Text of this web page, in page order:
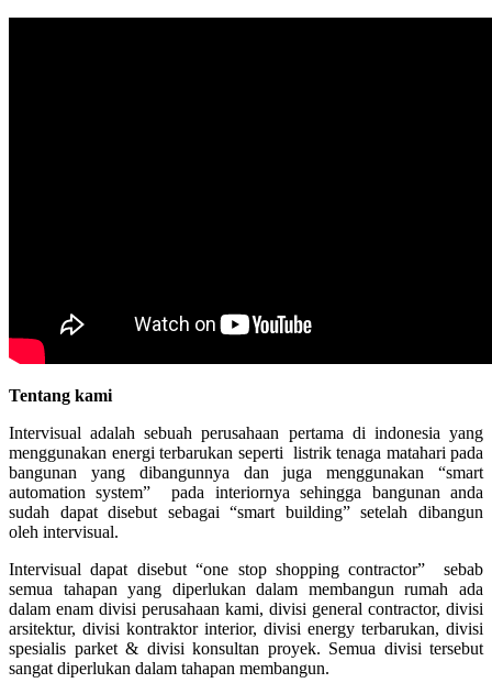
Tentang kami
Intervisual adalah sebuah perusahaan pertama di indonesia yang
menggunakan energi terbarukan seperti listrik tenaga matahari pada
bangunan yang dibangunnya dan juga menggunakan “smart
automation system” pada interiornya sehingga bangunan anda
sudah dapat disebut sebagai “smart building” setelah dibangun
oleh intervisual.
Intervisual dapat disebut “one stop shopping contractor” sebab
semua tahapan yang diperlukan dalam membangun rumah ada
dalam enam divisi perusahaan kami, divisi general contractor, divisi
arsitektur, divisi kontraktor interior, divisi energy terbarukan, divisi
spesialis parket & divisi konsultan proyek. Semua divisi tersebut
sangat diperlukan dalam tahapan membangun.